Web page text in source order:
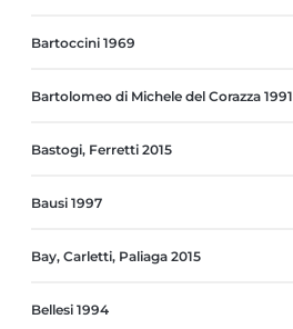
Bartoccini 1969
Bartolomeo di Michele del Corazza 1991
Bastogi, Ferretti 2015
Bausi 1997
Bay, Carletti, Paliaga 2015
Bellesi 1994